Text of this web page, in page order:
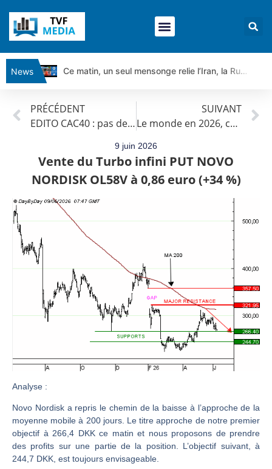
News
Ce matin, un seul mensonge relie l’Iran, la Russie et Trump | par Louis Antoine Michelet
Ce que Trump, Téhéran et Pékin ne veulent pas que vous voyiez ensemble | par Louis-Antoine Michelet
TELEPERFORMANCE : Faut-il acheter avant les résultats ? | Daniel Cohen de Lara – Market Movers
CAC 40 : Vers un nouveau record ? Analyse avant la décision de la Fed | Denis Desclos – Chrono CAC
Christian Parisot : Les marchés à l’épreuve des signaux | Interview Économique
S&P500 : Des records, mais toujours de la vigueur | Ludovick Bertola – Les Echos de Wall Street
LVMH : Un rebond à confirmer | Bernard Prats-Desclaux – Market Movers
Le monde a changé de règles cette nuit. Personne ne vous l’a encore dit | Louis-Antoine Michelet
PRÉCÉDENT
EDITO CAC40 : pas de casse sur le Cac
SUIVANT
Le monde en 2026, conflits records, diplomatie morte, chaos global | par Louis-Antoine Michelet
9 juin 2026
Vente du Turbo infini PUT NOVO
NORDISK OL58V à 0,86 euro (+34 %)
Analyse :
Novo Nordisk a repris le chemin de la baisse à l’approche de la
moyenne mobile à 200 jours. Le titre approche de notre premier
objectif à 266,4 DKK ce matin et nous proposons de prendre
des profits sur une partie de la position. L’objectif suivant, à
244,7 DKK, est toujours envisageable.